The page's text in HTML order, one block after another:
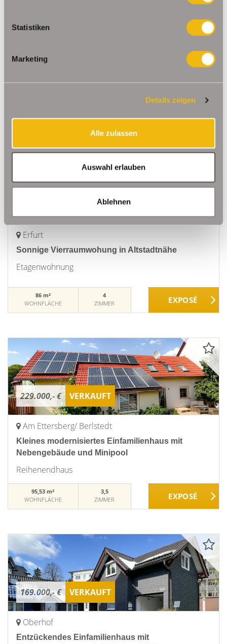
Statistiken
Marketing
Details zeigen
Alle zulassen
Auswahl erlauben
Ablehnen
Bezugsbereite Zweiraumwohnung im Erfurter
Borntalviertel
Dachgeschosswohnung
Erfurt
Sonnige Vierraumwohung in Altstadtnähe
Etagenwohnung
86 m²
WOHNFLÄCHE
4
ZIMMER
229.000,- € VERKAUFT
Am Ettersberg/ Berlstedt
Kleines modernisiertes Einfamilienhaus mit
Nebengebäude und Minipool
Reihenendhaus
95,53 m²
WOHNFLÄCHE
3,5
ZIMMER
169.000,- € VERKAUFT
Oberhof
Entzückendes Einfamilienhaus mit